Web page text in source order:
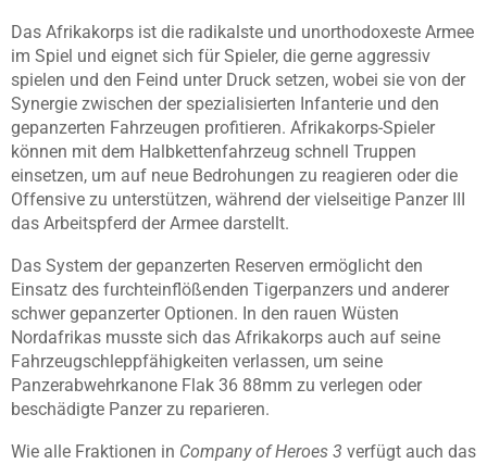
Das Afrikakorps ist die radikalste und unorthodoxeste Armee
im Spiel und eignet sich für Spieler, die gerne aggressiv
spielen und den Feind unter Druck setzen, wobei sie von der
Synergie zwischen der spezialisierten Infanterie und den
gepanzerten Fahrzeugen profitieren. Afrikakorps-Spieler
können mit dem Halbkettenfahrzeug schnell Truppen
einsetzen, um auf neue Bedrohungen zu reagieren oder die
Offensive zu unterstützen, während der vielseitige Panzer III
das Arbeitspferd der Armee darstellt.
Das System der gepanzerten Reserven ermöglicht den
Einsatz des furchteinflößenden Tigerpanzers und anderer
schwer gepanzerter Optionen. In den rauen Wüsten
Nordafrikas musste sich das Afrikakorps auch auf seine
Fahrzeugschleppfähigkeiten verlassen, um seine
Panzerabwehrkanone Flak 36 88mm zu verlegen oder
beschädigte Panzer zu reparieren.
Wie alle Fraktionen in Company of Heroes 3 verfügt auch das